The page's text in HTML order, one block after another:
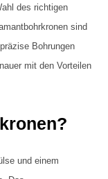
des richtigen
sind
Bohrungen
mit den Vorteilen
und einem